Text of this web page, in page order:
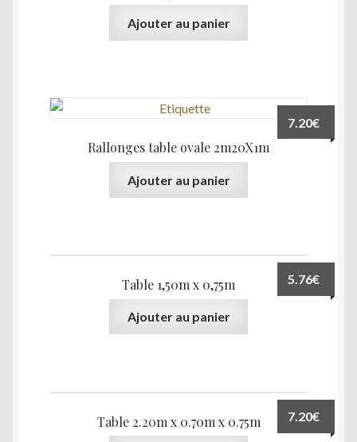
Ajouter au panier
Rallonges table ovale 2m20X1m
7.20€
Ajouter au panier
Table 1,50m x 0,75m 5.76€
Ajouter au panier
Table 2.20m x 0.70m x 0.75m 7.20€